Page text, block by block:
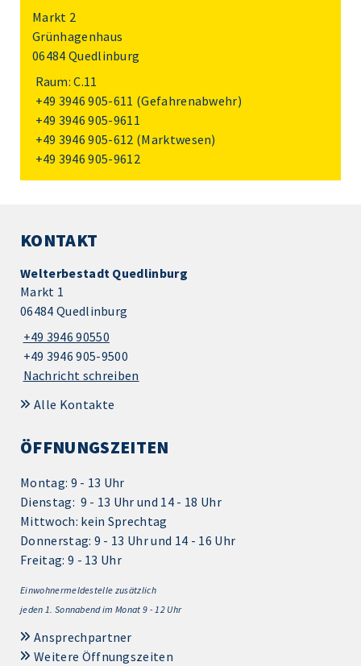
Markt 2
Grünhagenhaus
06484 Quedlinburg
Raum: C.11
+49 3946 905-611 (Gefahrenabwehr)
+49 3946 905-9611
+49 3946 905-612 (Marktwesen)
+49 3946 905-9612
KONTAKT
Welterbestadt Quedlinburg
Markt 1
06484 Quedlinburg
+49 3946 90550
+49 3946 905-9500
Nachricht schreiben
Alle Kontakte
ÖFFNUNGSZEITEN
Montag: 9 - 13 Uhr
Dienstag: 9 - 13 Uhr und 14 - 18 Uhr
Mittwoch: kein Sprechtag
Donnerstag: 9 - 13 Uhr und 14 - 16 Uhr
Freitag: 9 - 13 Uhr
Einwohnermeldestelle zusätzlich
jeden 1. Sonnabend im Monat 9 - 12 Uhr
Ansprechpartner
Weitere Öffnungszeiten